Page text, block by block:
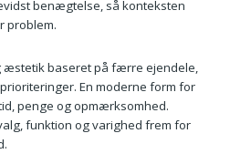
benægtelse, så konteksten
problem.
æstetik baseret på færre ejendele,
En moderne form for
penge og opmærksomhed.
funktion og varighed frem for